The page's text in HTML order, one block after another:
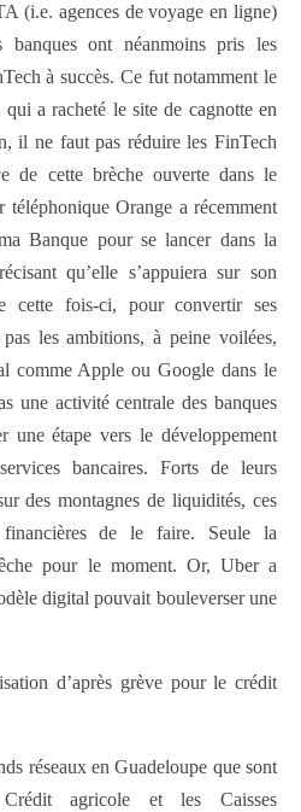
(i.e. agences de voyage en ligne)
banques ont néanmoins pris les
à succès. Ce fut notamment le
a racheté le site de cagnotte en
il ne faut pas réduire les FinTech
de cette brèche ouverte dans le
téléphonique Orange a récemment
Banque pour se lancer dans la
qu’elle s’appuiera sur son
cette fois-ci, pour convertir ses
les ambitions, à peine voilées,
comme Apple ou Google dans le
une activité centrale des banques
une étape vers le développement
bancaires. Forts de leurs
des montagnes de liquidités, ces
de le faire. Seule la
pour le moment. Or, Uber a
digital pouvait bouleverser une
d’après grève pour le crédit
réseaux en Guadeloupe que sont
agricole et les Caisses